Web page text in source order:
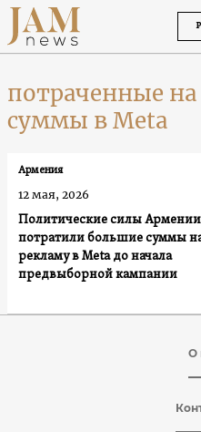
потраченные
суммы в Meta
Политические силы Армении
потратили большие суммы
рекламу в Meta до начала
предвыборной кампании
Армения
12 мая, 2026
О